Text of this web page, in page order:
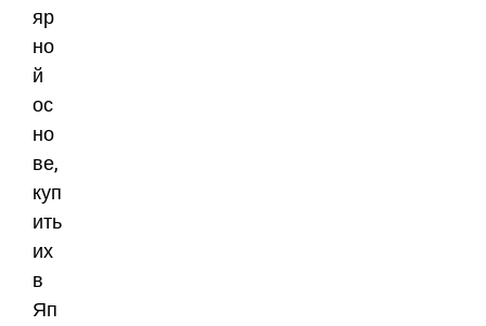
яр
но
й
ос
но
ве,
куп
ить
их
в
Яп